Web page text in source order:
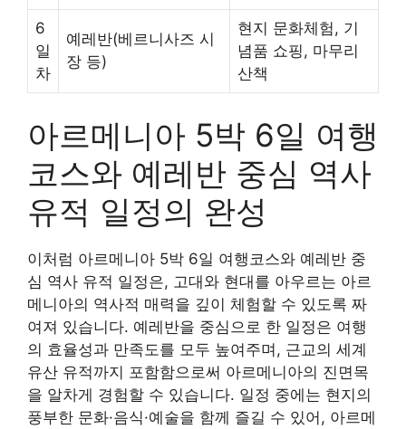
6
일
차
예레반(베르니사즈 시
장 등)
현지 문화체험, 기
념품 쇼핑, 마무리
산책
아르메니아 5박 6일 여행
코스와 예레반 중심 역사
유적 일정의 완성
이처럼 아르메니아 5박 6일 여행코스와 예레반 중
심 역사 유적 일정은, 고대와 현대를 아우르는 아르
메니아의 역사적 매력을 깊이 체험할 수 있도록 짜
여져 있습니다. 예레반을 중심으로 한 일정은 여행
의 효율성과 만족도를 모두 높여주며, 근교의 세계
유산 유적까지 포함함으로써 아르메니아의 진면목
을 알차게 경험할 수 있습니다. 일정 중에는 현지의
풍부한 문화·음식·예술을 함께 즐길 수 있어, 아르메